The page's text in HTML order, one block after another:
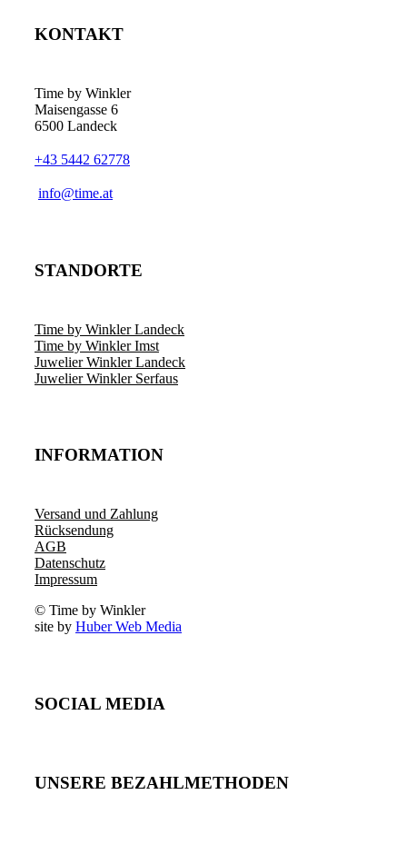
KONTAKT
Time by Winkler
Maisengasse 6
6500 Landeck
+43 5442 62778
­info@time.at
STANDORTE
Time by Winkler Landeck
Time by Winkler Imst
Juwelier Winkler Landeck
Juwelier Winkler Serfaus
INFORMATION
Versand und Zahlung
Rücksendung
AGB
Datenschutz
Impressum
© Time by Winkler
site by Huber Web Media
SOCIAL MEDIA
UNSERE BEZAHLMETHODEN